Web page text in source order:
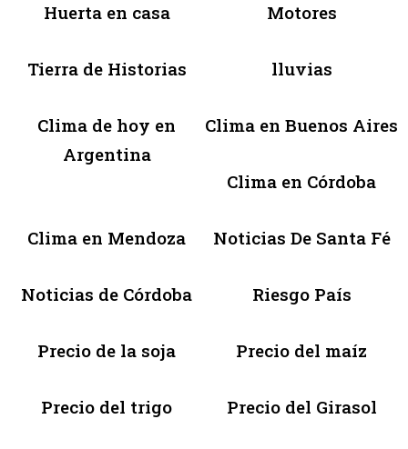
Huerta en casa Motores
Tierra de Historias lluvias
Clima de hoy en
Argentina
Clima en Buenos Aires
Clima en Córdoba
Clima en Mendoza Noticias De Santa Fé
Noticias de Córdoba Riesgo País
Precio de la soja Precio del maíz
Precio del trigo Precio del Girasol